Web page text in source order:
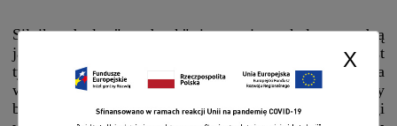
X
Silnik odpala "na dotyk" i pracuje z kulturą godną
japońskiego dyplomaty. Luz układu kierowniczego jest
tylko pozorny – wraz ze skręcaniem kierownicy siła
wymagana do jej obracania wzrasta. Dźwignia zmiany
biegów ma długi skok i wymaga zdecydowania, ale biegi